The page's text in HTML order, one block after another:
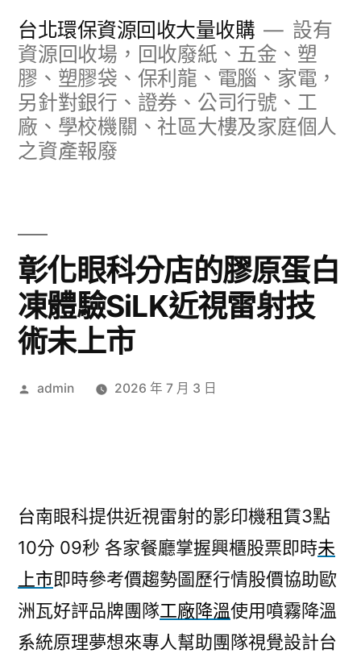
台北環保資源回收大量收購
設有
資源回收場，回收廢紙、五金、塑
膠、塑膠袋、保利龍、電腦、家電，
另針對銀行、證券、公司行號、工
廠、學校機關、社區大樓及家庭個人
之資產報廢
彰化眼科分店的膠原蛋白
凍體驗SiLK近視雷射技
術未上市
作
admin 2026 年 7 月 3 日
台南眼科提供近視雷射的影印機租賃3點
10分 09秒 各家餐廳掌握興櫃股票即時未
上市即時參考價趨勢圖歷行情股價協助歐
洲瓦好評品牌團隊工廠降溫使用噴霧降溫
系統原理夢想來專人幫助團隊視覺設計台